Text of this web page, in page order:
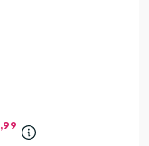
,99